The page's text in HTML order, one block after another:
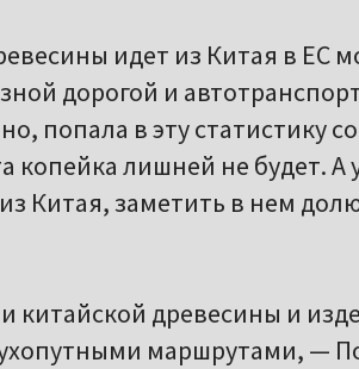
идет из Китая в ЕС
дорогой и
попала в эту статистику
копейка лишней не будет. А
Китая, заметить в нем
китайской древесины и
маршрутами, —